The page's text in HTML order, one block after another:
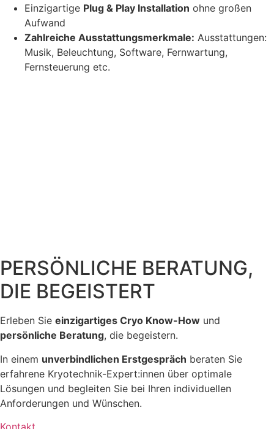
Einzigartige Plug & Play Installation ohne großen
Aufwand
Zahlreiche Ausstattungsmerkmale: Ausstattungen:
Musik, Beleuchtung, Software, Fernwartung,
Fernsteuerung etc.
PERSÖNLICHE BERATUNG,
DIE BEGEISTERT
Erleben Sie einzigartiges Cryo Know-How und
persönliche Beratung, die begeistern.
In einem unverbindlichen Erstgespräch beraten Sie
erfahrene Kryotechnik-Expert:innen über optimale
Lösungen und begleiten Sie bei Ihren individuellen
Anforderungen und Wünschen.